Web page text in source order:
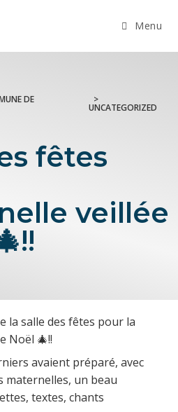
Menu
DE >
UNCATEGORIZED
fêtes
veillée
la salle des fêtes pour la
Noël 🎄!!
avaient préparé, avec
maternelles, un beau
textes, chants